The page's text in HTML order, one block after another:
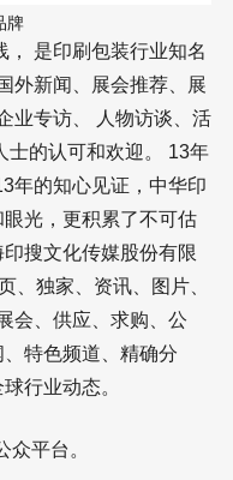
牌
是印刷包装行业知名
外新闻、展会推荐、展
业专访、 人物访谈、活
士的认可和欢迎。 13年
年的知心见证，中华印
光，更积累了不可估
搜文化传媒股份有限
、独家、资讯、图片、
会、供应、求购、公
特色频道、精确分
行业动态。
平台。